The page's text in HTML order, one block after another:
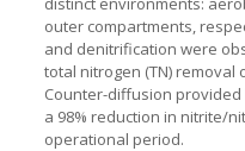
outer compartments,
and denitrification were
total nitrogen (TN) removal
Counter-diffusion
a 98% reduction in nitrite/
operational period.